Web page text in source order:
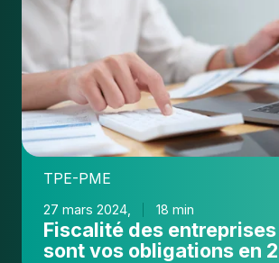
des
entreprises
quelles
sont
vos
obligations
en
2024TPE-PME
27 mars 2024, 18 min
Fiscalité des
sont vos obligations en